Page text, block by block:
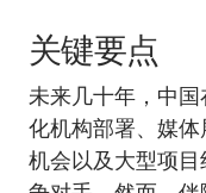
关键要点
未来几十年，中
化机构部署、媒
机会以及大型项